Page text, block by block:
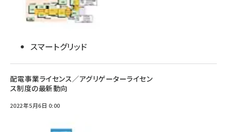
スマートグリッド
配電事業ライセンス／アグリゲーターライセン
ス制度の最新動向
2022年5月6日 0:00